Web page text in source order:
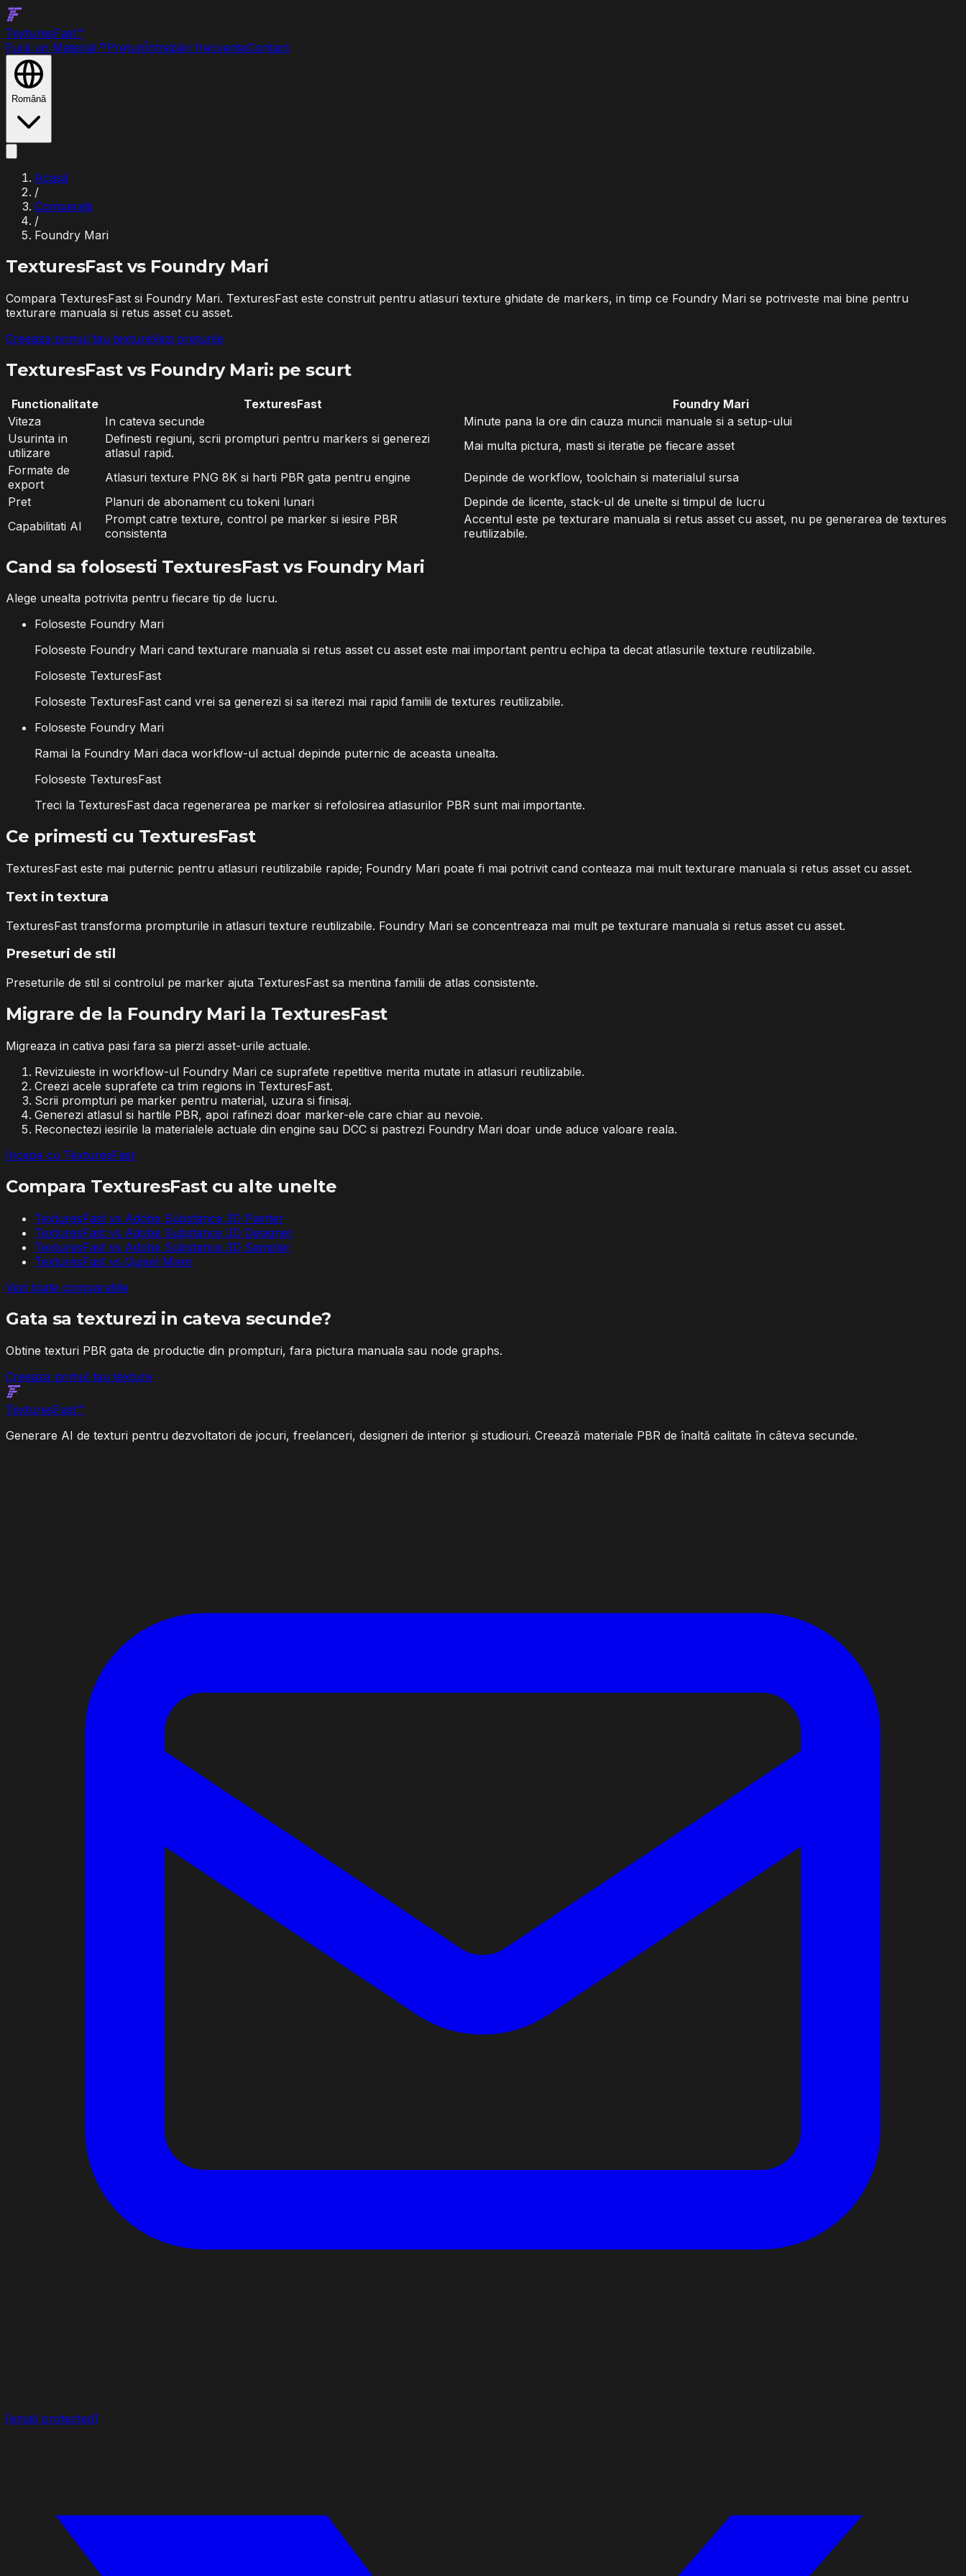
TexturesFast™
Fură un Material↗ PrețuriÎntrebări frecventeContact
Română
Acasă
/
Comparații
/
Foundry Mari
TexturesFast vs Foundry Mari
Compara TexturesFast si Foundry Mari. TexturesFast este construit pentru atlasuri texture ghidate de markers, in timp ce Foundry Mari se potriveste mai bine pentru
texturare manuala si retus asset cu asset.
Creeaza primul tau textureVezi preturile
TexturesFast vs Foundry Mari: pe scurt
Functionalitate TexturesFast
Foundry Mari
Viteza
In cateva secunde
Minute pana la ore din cauza muncii manuale si a setup-ului
Usurinta in
utilizare
Definesti regiuni, scrii prompturi pentru markers si generezi
atlasul rapid.
Mai multa pictura, masti si iteratie pe fiecare asset
Formate de
export
Atlasuri texture PNG 8K si harti PBR gata pentru engine
Depinde de workflow, toolchain si materialul sursa
Pret
Planuri de abonament cu tokeni lunari
Depinde de licente, stack-ul de unelte si timpul de lucru
Capabilitati AI
Prompt catre texture, control pe marker si iesire PBR
consistenta
Accentul este pe texturare manuala si retus asset cu asset, nu pe generarea de textures
reutilizabile.
Cand sa folosesti TexturesFast vs Foundry Mari
Alege unealta potrivita pentru fiecare tip de lucru.
Foloseste Foundry Mari
Foloseste Foundry Mari cand texturare manuala si retus asset cu asset este mai important pentru echipa ta decat atlasurile texture reutilizabile.
Foloseste TexturesFast
Foloseste TexturesFast cand vrei sa generezi si sa iterezi mai rapid familii de textures reutilizabile.
Foloseste Foundry Mari
Ramai la Foundry Mari daca workflow-ul actual depinde puternic de aceasta unealta.
Foloseste TexturesFast
Treci la TexturesFast daca regenerarea pe marker si refolosirea atlasurilor PBR sunt mai importante.
Ce primesti cu TexturesFast
TexturesFast este mai puternic pentru atlasuri reutilizabile rapide; Foundry Mari poate fi mai potrivit cand conteaza mai mult texturare manuala si retus asset cu asset.
Text in textura
TexturesFast transforma prompturile in atlasuri texture reutilizabile. Foundry Mari se concentreaza mai mult pe texturare manuala si retus asset cu asset.
Preseturi de stil
Preseturile de stil si controlul pe marker ajuta TexturesFast sa mentina familii de atlas consistente.
Migrare de la Foundry Mari la TexturesFast
Migreaza in cativa pasi fara sa pierzi asset-urile actuale.
Revizuieste in workflow-ul Foundry Mari ce suprafete repetitive merita mutate in atlasuri reutilizabile.
Creezi acele suprafete ca trim regions in TexturesFast.
Scrii prompturi pe marker pentru material, uzura si finisaj.
Generezi atlasul si hartile PBR, apoi rafinezi doar marker-ele care chiar au nevoie.
Reconectezi iesirile la materialele actuale din engine sau DCC si pastrezi Foundry Mari doar unde aduce valoare reala.
Incepe cu TexturesFast
Compara TexturesFast cu alte unelte
TexturesFast vs Adobe Substance 3D Painter
TexturesFast vs Adobe Substance 3D Designer
TexturesFast vs Adobe Substance 3D Sampler
TexturesFast vs Quixel Mixer
Vezi toate comparatiile
Gata sa texturezi in cateva secunde?
Obtine texturi PBR gata de productie din prompturi, fara pictura manuala sau node graphs.
Creeaza primul tau texture
TexturesFast™
Generare AI de texturi pentru dezvoltatori de jocuri, freelanceri, designeri de interior și studiouri. Creează materiale PBR de înaltă calitate în câteva secunde.
[email protected]